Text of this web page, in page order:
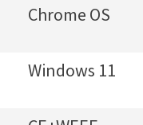
Chrome OS
Windows 11